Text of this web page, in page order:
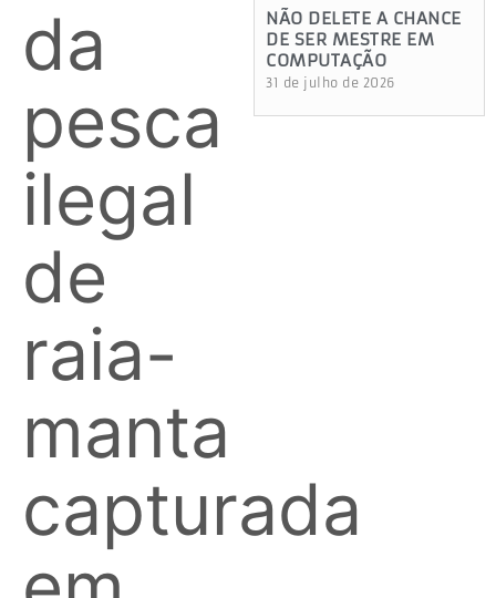
da
pesca
ilegal
de
raia-
manta
capturada
NÃO DELETE A CHANCE
DE SER MESTRE EM
COMPUTAÇÃO
31 de julho de 2026